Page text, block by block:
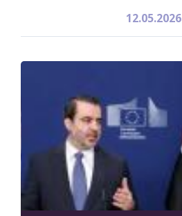
12.05.2026